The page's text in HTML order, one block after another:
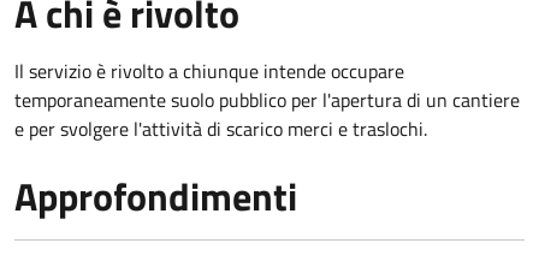
A chi è rivolto
Il servizio è rivolto a chiunque intende occupare
temporaneamente suolo pubblico per l'apertura di un cantiere
e per svolgere l'attività di scarico merci e traslochi.
Approfondimenti